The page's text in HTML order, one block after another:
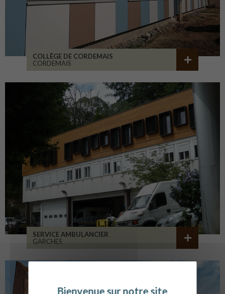
COLLÈGE DE CORDEMAIS
CORDEMAIS
SERVICE AMBULANCIER
GARCHES